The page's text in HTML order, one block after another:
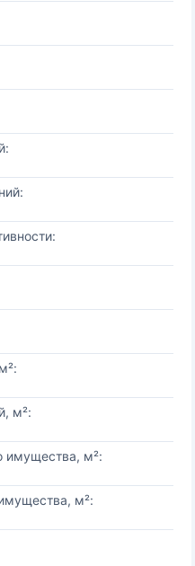
м²:
имущества, м²:
м²: